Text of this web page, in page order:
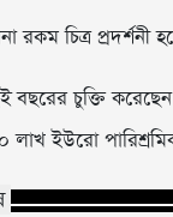
রকম চিত্র
বছরের চুক্তি
লাখ ইউরো